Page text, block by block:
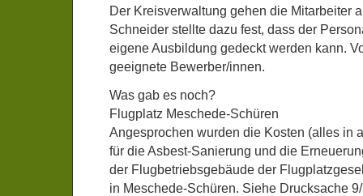
Der Kreisverwaltung gehen die Mitarbeiter
Schneider stellte dazu fest, dass der
eigene Ausbildung gedeckt werden kann.
geeignete Bewerber/innen.
Was gab es noch?
Flugplatz Meschede-Schüren
Angesprochen wurden die Kosten (alles in
für die Asbest-Sanierung und die
der Flugbetriebsgebäude der
in Meschede-Schüren. Siehe Drucksache